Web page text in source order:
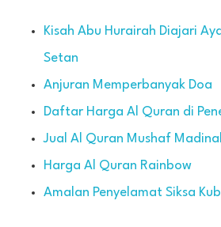
Kisah Abu Hurairah Diajari
Setan
Anjuran Memperbanyak Doa
Daftar Harga Al Quran di
Jual Al Quran Mushaf
Harga Al Quran Rainbow
Amalan Penyelamat Siksa